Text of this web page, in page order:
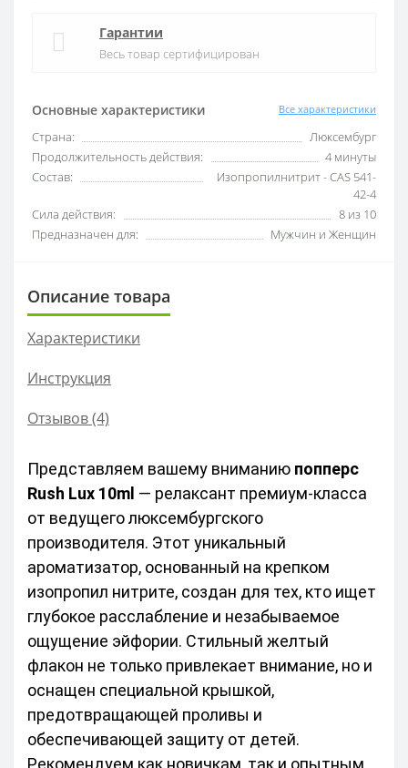
Основные характеристики Все характеристики
Страна:
Люксембург
Продолжительность действия:
4 минуты
Состав:
Изопропилнитрит - CAS 541-
42-4
Сила действия:
8 из 10
Предназначен для:
Мужчин и Женщин
Гарантии
Весь товар сертифицирован
Описание товара
Характеристики
Инструкция
Отзывов (4)
Представляем вашему вниманию попперс
Rush Lux 10ml — релаксант премиум-класса
от ведущего люксембургского
производителя. Этот уникальный
ароматизатор, основанный на крепком
изопропил нитрите, создан для тех, кто ищет
глубокое расслабление и незабываемое
ощущение эйфории. Стильный желтый
флакон не только привлекает внимание, но и
оснащен специальной крышкой,
предотвращающей проливы и
обеспечивающей защиту от детей.
Рекомендуем как новичкам, так и опытным